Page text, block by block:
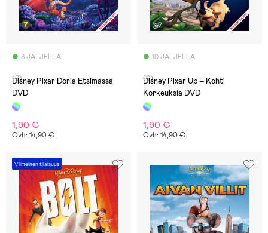
8 JÄLJELLÄ
(0)
Disney Pixar Doria Etsimässä
DVD
1,90 €
Ovh: 14,90 €
10 JÄLJELLÄ
(0)
Disney Pixar Up – Kohti
Korkeuksia DVD
1,90 €
Ovh: 14,90 €
Viimeinen tilaisuus